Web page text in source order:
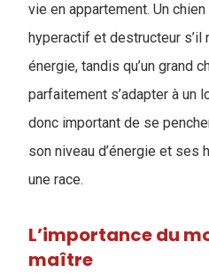
vie en appartement. Un
hyperactif et destructeur s’il
énergie, tandis qu’un grand
parfaitement s’adapter à un
donc important de se
son niveau d’énergie et ses
une race.
L’importance du
maître